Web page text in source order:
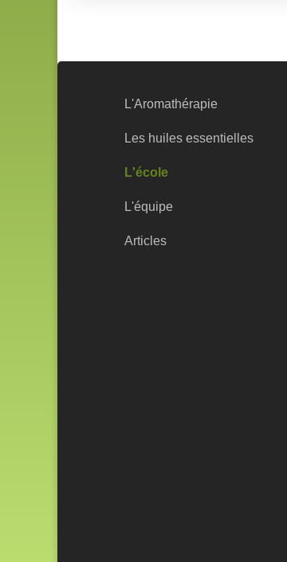
L'Aromathérapie
Les huiles essentielles
L'école
L'équipe
Articles